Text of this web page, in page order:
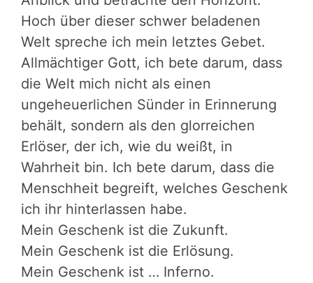
Hoch über dieser schwer beladenen
Welt spreche ich mein letztes Gebet.
Allmächtiger Gott, ich bete darum, dass
die Welt mich nicht als einen
ungeheuerlichen Sünder in Erinnerung
behält, sondern als den glorreichen
Erlöser, der ich, wie du weißt, in
Wahrheit bin. Ich bete darum, dass die
Menschheit begreift, welches Geschenk
ich ihr hinterlassen habe.
Mein Geschenk ist die Zukunft.
Mein Geschenk ist die Erlösung.
Mein Geschenk ist … Inferno.